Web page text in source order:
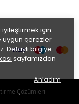
iyileştirmek için
uygun çerezler
Detaylı bilgiye
sayfamızdan
Anladım
Çözümleri